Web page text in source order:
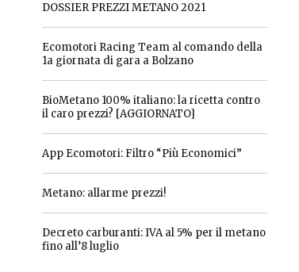
DOSSIER PREZZI METANO 2021
Ecomotori Racing Team al comando della
1a giornata di gara a Bolzano
BioMetano 100% italiano: la ricetta contro
il caro prezzi? [AGGIORNATO]
App Ecomotori: Filtro “Più Economici”
Metano: allarme prezzi!
Decreto carburanti: IVA al 5% per il metano
fino all’8 luglio